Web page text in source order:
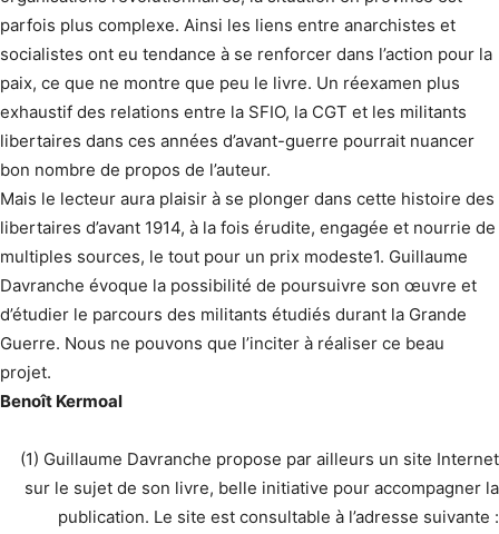
parfois plus complexe. Ainsi les liens entre anarchistes et
socialistes ont eu tendance à se renforcer dans l’action pour la
paix, ce que ne montre que peu le livre. Un réexamen plus
exhaustif des relations entre la SFIO, la CGT et les militants
libertaires dans ces années d’avant-guerre pourrait nuancer
bon nombre de propos de l’auteur.
Mais le lecteur aura plaisir à se plonger dans cette histoire des
libertaires d’avant 1914, à la fois érudite, engagée et nourrie de
multiples sources, le tout pour un prix modeste1. Guillaume
Davranche évoque la possibilité de poursuivre son œuvre et
d’étudier le parcours des militants étudiés durant la Grande
Guerre. Nous ne pouvons que l’inciter à réaliser ce beau
projet.
Benoît Kermoal
(1) Guillaume Davranche propose par ailleurs un site Internet
sur le sujet de son livre, belle initiative pour accompagner la
publication. Le site est consultable à l’adresse suivante :